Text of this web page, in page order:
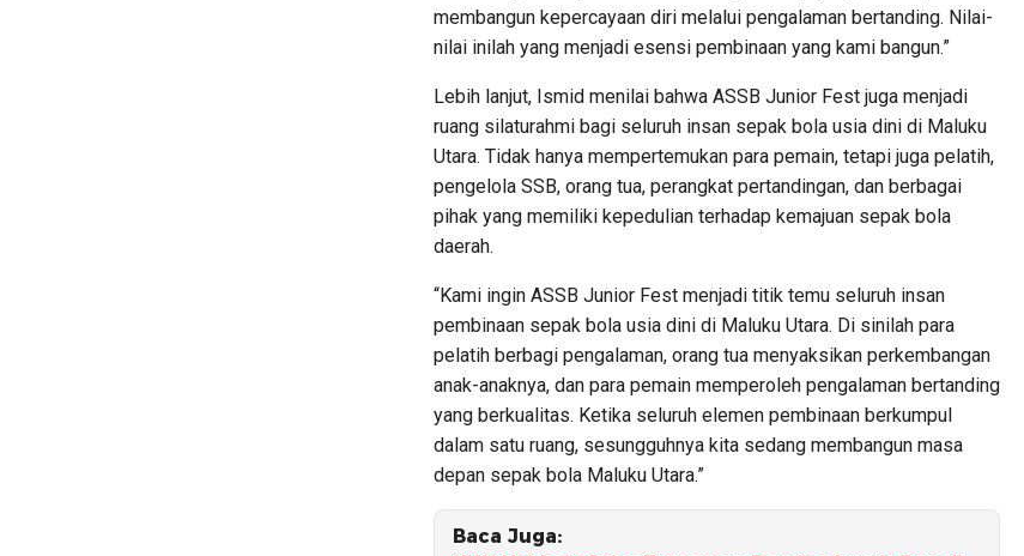
membangun kepercayaan diri melalui pengalaman bertanding. Nilai-
nilai inilah yang menjadi esensi pembinaan yang kami bangun.”
Lebih lanjut, Ismid menilai bahwa ASSB Junior Fest juga menjadi
ruang silaturahmi bagi seluruh insan sepak bola usia dini di Maluku
Utara. Tidak hanya mempertemukan para pemain, tetapi juga pelatih,
pengelola SSB, orang tua, perangkat pertandingan, dan berbagai
pihak yang memiliki kepedulian terhadap kemajuan sepak bola
daerah.
“Kami ingin ASSB Junior Fest menjadi titik temu seluruh insan
pembinaan sepak bola usia dini di Maluku Utara. Di sinilah para
pelatih berbagi pengalaman, orang tua menyaksikan perkembangan
anak-anaknya, dan para pemain memperoleh pengalaman bertanding
yang berkualitas. Ketika seluruh elemen pembinaan berkumpul
dalam satu ruang, sesungguhnya kita sedang membangun masa
depan sepak bola Maluku Utara.”
Baca Juga: